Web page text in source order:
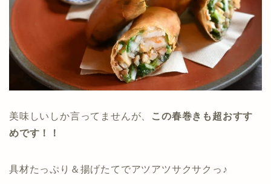
美味しいしか言ってませんが、
この春巻きも超おすす
めです！！
具材たっぷり＆揚げたてでアツアツサクサクっ♪